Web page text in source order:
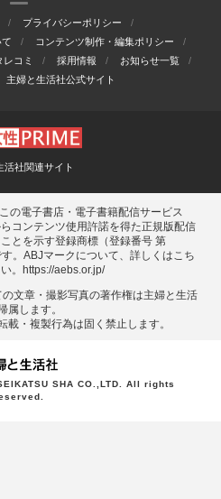
プライバシーポリシー
コンテンツ制作・編集ポリシー
レコミ 採用情報
お知らせ一覧
主婦と生活社公式サイト
活社関連サイト
の電子書店・電子書籍配信サービス
コンテンツ使用許諾を得た正規版配信
とを示す登録商標（登録番号 第
。ABJマークについて、詳しくはこち
。 https://aebs.or.jp/
⽂章・撮影写真の著作権は主婦と⽣活
属します。
載・複製⾏為は固く禁⽌します。
SHA CO.,LTD. All rights